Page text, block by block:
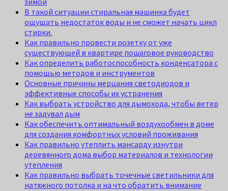
В такой ситуации стиральная машинка будет
ощущать недостаток воды и не сможет начать цикл
стирки.
Как правильно провести розетку от уже
существующей в квартире пошаговое руководство
Как определить работоспособность конденсатора с
помощью методов и инструментов
Основные причины мерцания светодиодов и
эффективные способы их устранения
Как выбрать устройство для дымохода, чтобы ветер
не задувал дым
Как обеспечить оптимальный воздухообмен в доме
для создания комфортных условий проживания
Как правильно утеплить мансарду изнутри
деревянного дома выбор материалов и технологии
утепления
Как правильно выбрать точечные светильники для
натяжного потолка и на что обратить внимание